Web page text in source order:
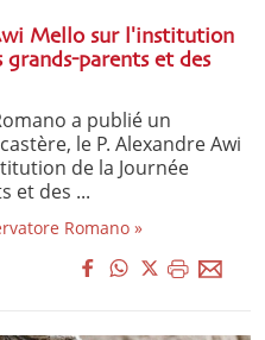
Mello sur l'institution
parents et des
a publié un
le P. Alexandre Awi
de la Journée
et des ...
Romano »